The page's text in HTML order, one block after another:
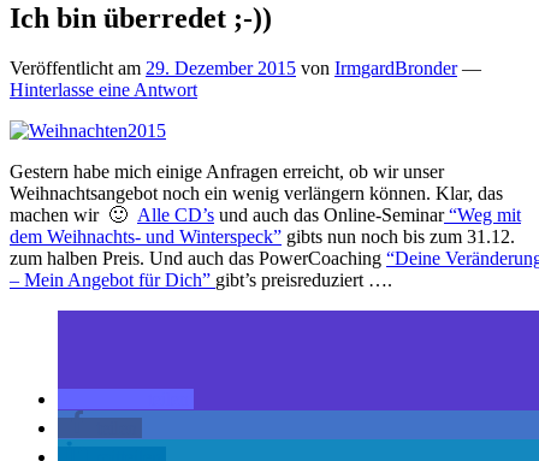
Ich bin überredet ;-))
Veröffentlicht am 29. Dezember 2015 von IrmgardBronder —
Hinterlasse eine Antwort
Gestern habe mich einige Anfragen erreicht, ob wir unser
Weihnachtsangebot noch ein wenig verlängern können. Klar, das
machen wir 🙂 Alle CD’s und auch das Online-Seminar“Weg mit
dem Weihnachts- und Winterspeck” gibts nun noch bis zum 31.12.
zum halben Preis. Und auch das PowerCoaching “Deine
– Mein Angebot für Dich” gibt’s preisreduziert ….